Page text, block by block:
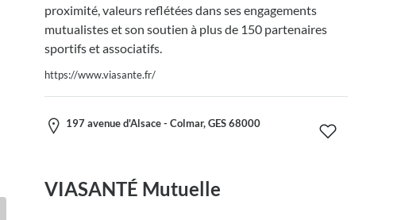
proximité, valeurs reflétées dans ses engagements
mutualistes et son soutien à plus de 150 partenaires
sportifs et associatifs.
https://www.viasante.fr/
197 avenue d'Alsace - Colmar, GES 68000
VIASANTÉ Mutuelle